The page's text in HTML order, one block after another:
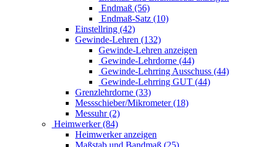
Endmaß (56)
Endmaß-Satz (10)
Einstellring (42)
Gewinde-Lehren (132)
Gewinde-Lehren anzeigen
Gewinde-Lehrdorne (44)
Gewinde-Lehrring Ausschuss (44)
Gewinde-Lehrring GUT (44)
Grenzlehrdorne (33)
Messschieber/Mikrometer (18)
Messuhr (2)
Heimwerker (84)
Heimwerker anzeigen
Maßstab und Bandmaß (25)